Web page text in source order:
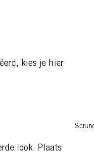
kies je hier
look. Plaats